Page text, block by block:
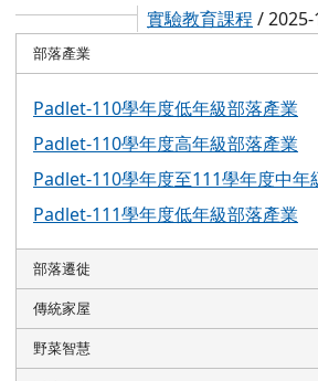
實驗教育課程 / 2025-
部落產業
Padlet-110學年度低年級部落產業
Padlet-110學年度高年級部落產業
Padlet-110學年度至111學年度中年
Padlet-111學年度低年級部落產業
部落遷徙
傳統家屋
野菜智慧